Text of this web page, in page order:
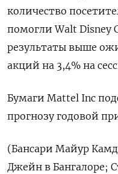
количество
помогли Walt Disney
результаты выше
акций на 3,4% на
Бумаги Mattel Inc
прогнозу годовой
(Бансари Майур
Джейн в Бангалоре;